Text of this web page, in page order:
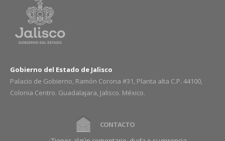
Gobierno del Estado de Jalisco
Palacio de Gobierno, Ramón Corona #31, Planta alta C.P. 44100,
Colonia Centro. Guadalajara, Jalisco. México.
CONTACTO